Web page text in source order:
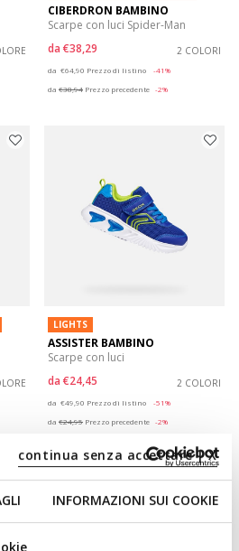
INFORMAZIONI SUI COOKIE
continua senza accettare | X
CIBERDRON BAMBINO
Scarpe con luci Spider-Man
da €38,29 2 COLORI
da €64,90 Prezzo di listino
-41%
da €38,94 Prezzo precedente -2%
LIGHTS
ASSISTER BAMBINO
Scarpe con luci
da €24,45 2 COLORI
da €49,90 Prezzo di listino
-51%
da €24,95 Prezzo precedente -2%